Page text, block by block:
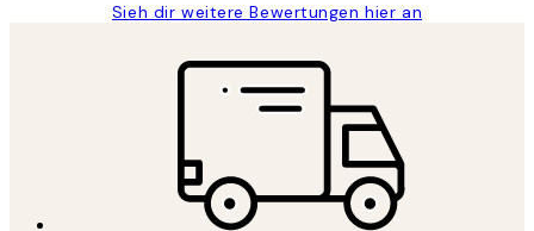
Sieh dir weitere Bewertungen hier an